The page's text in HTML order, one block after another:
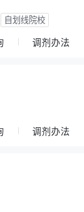
自划线院校
调剂办法
调剂办法